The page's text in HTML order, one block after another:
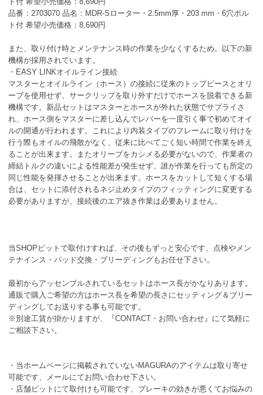
品番：2703070 品名：MDR-Sローター・2.5mm厚・203 mm・6穴ボル
ト付 希望小売価格：8,690円
また、取り付け時とメンテナンス時の作業を少なくするため。以下の新
機構が採用されています。
・EASY LINKオイルライン接続
マスターとオイルライン（ホース）の接続に従来のトップピースとオリ
ーブを使用せず、サークリップを取り外すだけでホースを脱着できる新
機構です。新品セットはマスターとホースが外れた状態でサプライさ
れ、ホース側をマスターに差し込んでレバーを一度引く事で初めてオイ
ルの開通が行われます。これにより内装タイプのフレームに取り付けを
行う際もオイルの飛散がなく、従来に比べてごく短い時間で作業を終え
ることが出来ます。またオリーブをカシメる必要がないので、作業者の
締結トルクの違いによる性能差が発生せず、誰が作業を行っても所定の
同じ性能を発揮させることが出来ます。ホースをカットして短くする場
合は、セットに添付されるネジ止めタイプのフィッティングに変更する
必要がありますが、接続後のエア抜き作業は必要ありません。
当SHOPピットで取付けすれば、その後もずっと安心です、点検やメン
テナインス・パッド交換・ブリーディングもお任せ下さい。
最初からアッセンブルされているセットはホース長がかなりあります。
通販で購入ご希望の方はホース長を希望の長さにセッティング＆ブリー
ディングしてお送りする事も可能です。
※別途工賃が掛かりますが、『CONTACT・お問い合わせ』にて気軽に
ご相談下さい。
・当ホームページに掲載されていないMAGURAのアイテムは取り寄せ
可能です、メールにてお問い合わせ下さい。
・店舗ピットにて取付けも可能です、ブレーキの効きが悪くてお悩みの